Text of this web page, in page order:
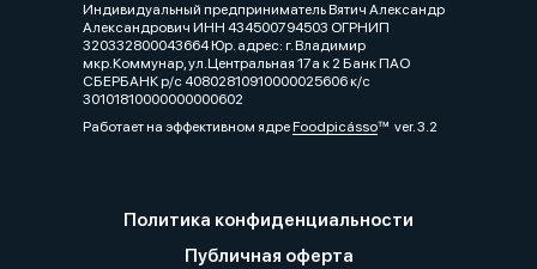
Индивидуальный предприниматель Вятич Александр
Александрович ИНН 434500794503 ОГРНИП
320332800043664 Юр. адрес: г. Владимир
мкр.Коммунар, ул.Центральная 17а к 2 Банк ПАО
СБЕРБАНК р/с 40802810910000025606 к/с
30101810000000000602
Работает на эффективном ядреFoodpicássover. 3.2
Политика конфиденциальности
Публичная оферта